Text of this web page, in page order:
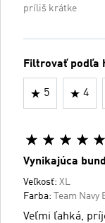
príliš krátke
Filtrovať podľa
5 4
Vynikajúca
Veľkosť: XL
Farba:
Team Navy
Veľmi ľahká,